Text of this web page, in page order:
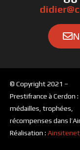
© Copyright 2021 –
Prestifrance à Cerdon :
médailles, trophées,
récompenses dans
Réalisation : Ainsitenet